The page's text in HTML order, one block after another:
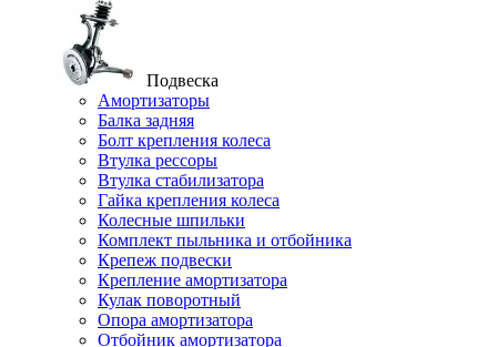
Подвеска
Амортизаторы
Балка задняя
Болт крепления колеса
Втулка рессоры
Втулка стабилизатора
Гайка крепления колеса
Колесные шпильки
Комплект пыльника и отбойника
Крепеж подвески
Крепление амортизатора
Кулак поворотный
Опора амортизатора
Отбойник амортизатора